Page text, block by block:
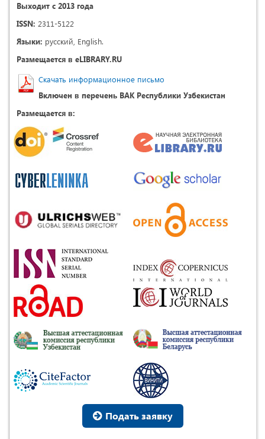
Выходит с 2013 года
ISSN: 2311-5122
Языки: русский, English.
Размещается в eLIBRARY.RU
Скачать информационное письмо
Включен в перечень ВАК Республики Узбекистан
Размещается в:
Подать заявку